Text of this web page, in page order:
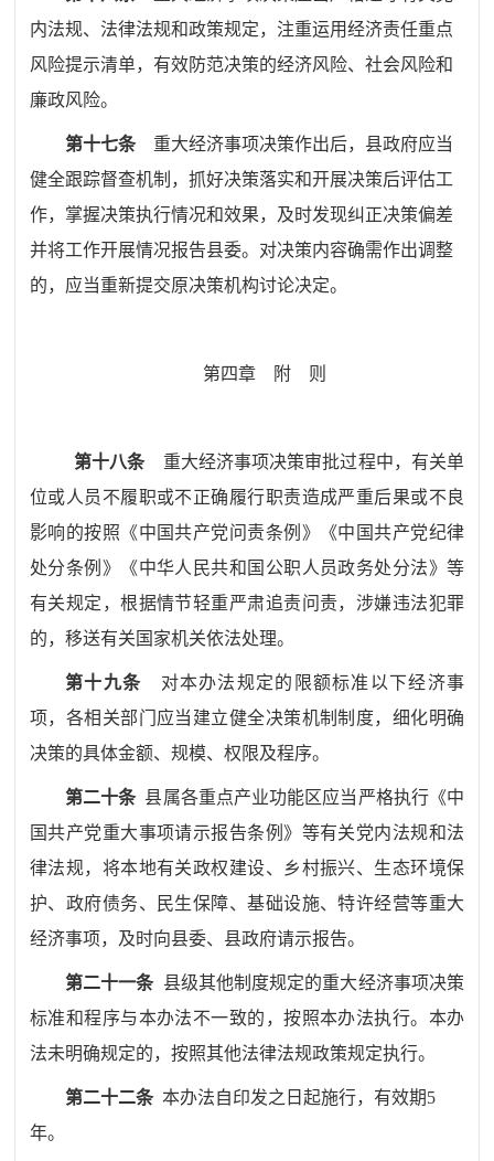
内法规、法律法规和政策规定，注重运用经济责任重点
风险提示清单，有效防范决策的经济风险、社会风险和
廉政风险。
第十七条
重大经济事项决策作出后，县政府应当
健全跟踪督查机制，抓好决策落实和开展决策后评估工
作，掌握决策执行情况和效果，及时发现纠正决策偏差
并将工作开展情况报告县委。对决策内容确需作出调整
的，应当重新提交原决策机构讨论决定。
第四章 附 则
第十八条
重大经济事项决策审批过程中，有关单
位或人员不履职或不正确履行职责造成严重后果或不良
影响的按照《中 国共产党问责条例》《中 国共产党纪律
处分条例》《中华人民共和国公职人员政务处分法》等
有关规定，根据情节轻重严肃追责问责，涉嫌违法犯罪
的，移送有关国家机关依法处理。
第十九条
对本办法规定的限额标准以下经济事
项，各相关部门应当建立健全决策机制制度，细化明确
决策的具体金额、规模、权限及程序。
第二十条 县属各重点产业功能区应当严格执行《中
国共产党重大事项请示报告条例》等有关党内法规和法
律法规，将本地有关政权建设、乡村振兴、生态环境保
护、政府债务、民生保障、基础设施、特许经营等重大
经济事项，及时向县委、县政府请示报告。
第二十一条 县级其他制度规定的重大经济事项决策
标准和程序与本办法不一致的，按照本办法执行。本办
法未明确规定的，按照其他法律法规政策规定执行。
第二十二条 本办法自印发之日起施行，有效期5
年。